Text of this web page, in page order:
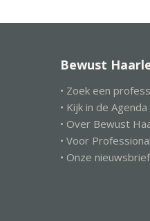
Bewust
• Zoek een
• Kijk in de Agenda
• Over Bewust
• Voor
• Onze nieuwsbrief